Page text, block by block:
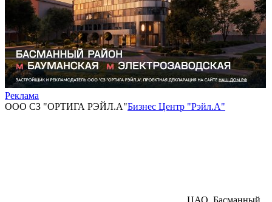
Реклама
ООО СЗ "ОРТИГА РЭЙЛ.А"Бизнес Центр "Рэйл.А"